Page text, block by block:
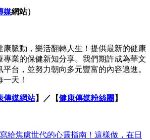
媒網站）
康脈動，樂活翻轉人生！提供最新的健康
專業的保健新知分享。我們期許成為華文
台，並努力朝向多元豐富的內容邁進。
天！
傳媒網站】／【健康傳媒粉絲團 】
給焦慮世代的心靈指南！這樣做，在日